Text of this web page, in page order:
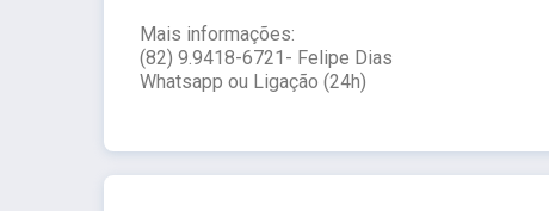
Mais informações:
(82) 9.9418-6721- Felipe Dias
Whatsapp ou Ligação (24h)